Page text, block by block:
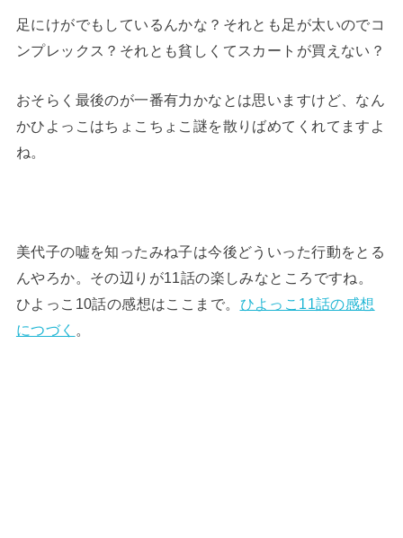
足にけがでもしているんかな？それとも足が太いのでコ
ンプレックス？それとも貧しくてスカートが買えない？
おそらく最後のが一番有力かなとは思いますけど、なん
かひよっこはちょこちょこ謎を散りばめてくれてますよ
ね。
美代子の嘘を知ったみね子は今後どういった行動をとる
んやろか。その辺りが11話の楽しみなところですね。
ひよっこ10話の感想はここまで。 ひよっこ11話の感想
につづく 。